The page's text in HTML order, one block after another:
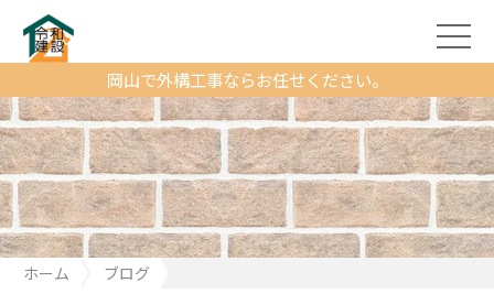
岡山で外構工事ならお任せください。
ホーム
ブログ